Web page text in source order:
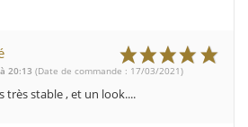
20:13 (Date de commande : 17/03/2021)
très stable , et un look....